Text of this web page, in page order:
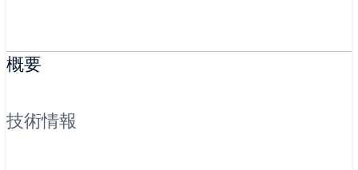
概要
技術情報